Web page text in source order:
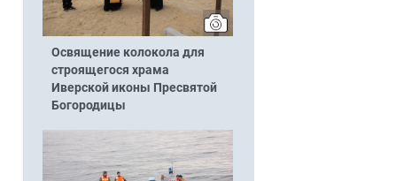
Освящение колокола для
строящегося храма
Иверской иконы Пресвятой
Богородицы